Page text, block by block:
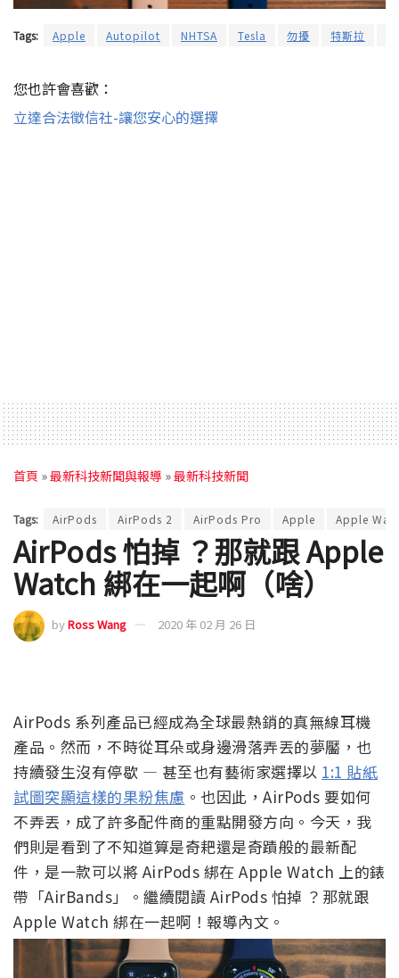
Tags: Apple Autopilot NHTSA Tesla 勿擾 特斯拉
您也許會喜歡：
立達合法徵信社-讓您安心的選擇
首頁 »最新科技新聞與報導 »最新科技新聞
Tags: AirPods AirPods 2 AirPods Pro Apple Apple
AirPods 怕掉 ？那就跟 Apple
Watch 綁在一起啊（啥）
byRoss Wang 2020 年 02 月 26 日
AirPods 系列產品已經成為全球最熱銷的真無線耳機
產品。然而，不時從耳朵或身邊滑落弄丟的夢靨，也
持續發生沒有停歇 — 甚至也有藝術家選擇以 1:1 貼紙
試圖突顯這樣的果粉焦慮 。也因此，AirPods 要如何
不弄丟，成了許多配件商的重點開發方向。今天，我
們則是看到了不知道算是奇耙還是奇蹟般的最新配
件，是一款可以將 AirPods 綁在 Apple Watch 上的錶
帶「AirBands」。繼續閱讀 AirPods 怕掉 ？那就跟
Apple Watch 綁在一起啊！報導內文。